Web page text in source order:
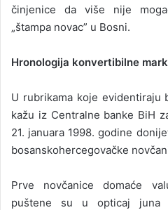
činjenice da više nije
„štampa novac” u Bosni.
Hronologija konvertibilne
U rubrikama koje evidentiraju
kažu iz Centralne banke BiH
21. januara 1998. godine
bosanskohercegovačke
Prve novčanice domaće
puštene su u opticaj juna